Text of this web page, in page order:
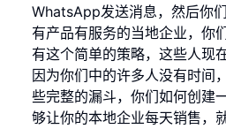
WhatsApp发送消息，然后你
有产品有服务的当地企业，你
有这个简单的策略，这些人现
因为你们中的许多人没有时间
些完整的漏斗，你们如何创建
够让你的本地企业每天销售，